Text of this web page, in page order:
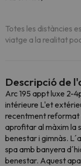
Totes les distàncies
viatge a la realitat
Descripció de
Arc 195 appt luxe 2-
intérieure L'et
recentment reformat
aprofitar al màxim la
benestar i gimnàs.
spa amb banyera
benestar. Aquest